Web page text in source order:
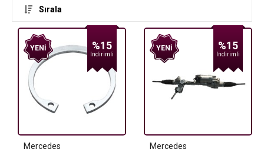
Sırala
%15
Indirimli
YENI
Mercedes
%15
Indirimli
YENI
Mercedes